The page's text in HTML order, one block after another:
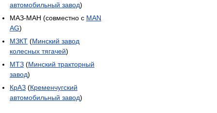
автомобильный завод)
МАЗ-МАН (совместно с MAN
AG)
МЗКТ (Минский завод
колесных тягачей)
МТЗ (Минский тракторный
завод)
КрАЗ (Кременчугский
автомобильный завод)